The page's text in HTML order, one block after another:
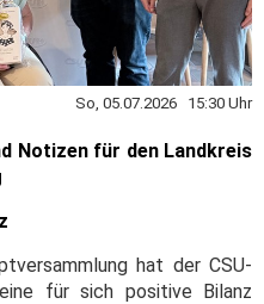
So, 05.07.2026 15:30 Uhr
Notizen für den Landkreis
hat der CSU-
für sich positive Bilanz